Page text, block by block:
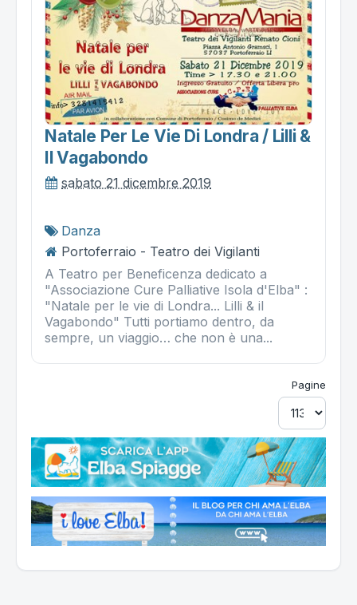
Natale Per Le Vie Di Londra / Lilli &
Il Vagabondo
sabato 21 dicembre 2019
Danza
Portoferraio - Teatro dei Vigilanti
A Teatro per Beneficenza dedicato a
"Associazione Cure Palliative Isola d'Elba" :
"Natale per le vie di Londra... Lilli & il
Vagabondo" Tutti portiamo dentro, da
sempre, un viaggio… che non è una...
Pagine